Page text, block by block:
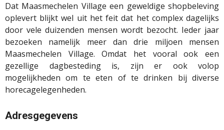
Dat Maasmechelen Village een geweldige shopbeleving
oplevert blijkt wel uit het feit dat het complex dagelijks
door vele duizenden mensen wordt bezocht. Ieder jaar
bezoeken namelijk meer dan drie miljoen mensen
Maasmechelen Village. Omdat het vooral ook een
gezellige dagbesteding is, zijn er ook volop
mogelijkheden om te eten of te drinken bij diverse
horecagelegenheden.
Adresgegevens